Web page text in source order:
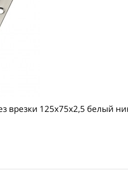
врезки 125х75х2,5 белый